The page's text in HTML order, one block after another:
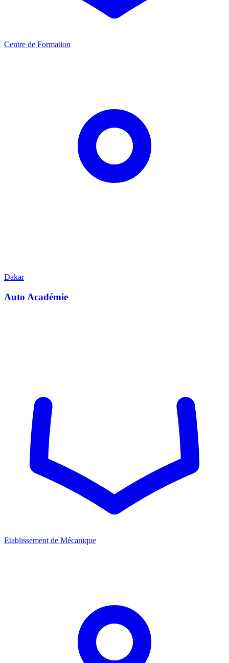
Centre de Formation
Dakar
Auto Académie
Etablissement de Mécanique